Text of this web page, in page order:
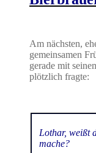
Am nächsten,
gemeinsamen
gerade mit
plötzlich fragte:
Lothar, weißt
mache?